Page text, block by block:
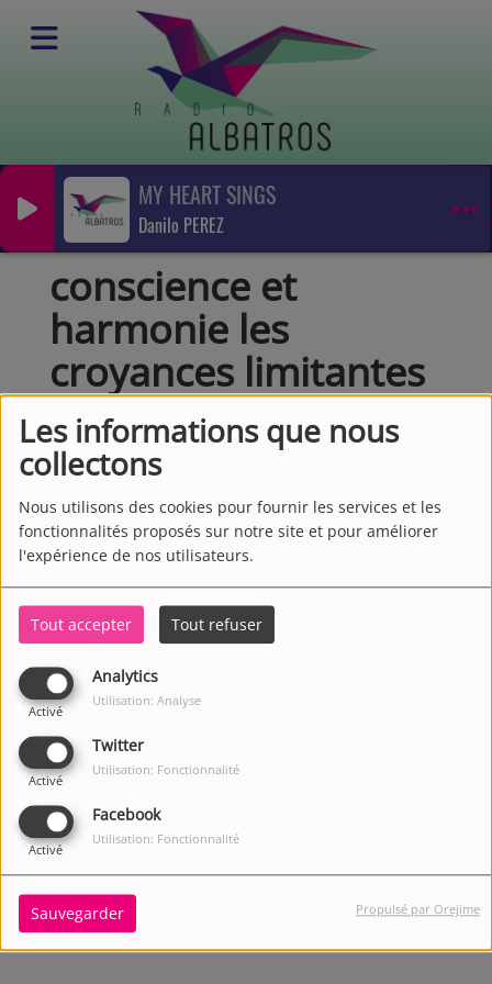
Les informations que nous
collectons
Nous utilisons des cookies pour fournir les services et les
fonctionnalités proposés sur notre site et pour améliorer
l'expérience de nos utilisateurs.
Tout accepter Tout refuser
Analytics
Activé
Utilisation: Analyse
Twitter
Activé
Utilisation: Fonctionnalité
Facebook
Activé
Utilisation: Fonctionnalité
Sauvegarder Propulsé par Orejime
MY HEART SINGS
Danilo PEREZ
Podcasts Conscience et harmonie
conscience et
harmonie les
croyances limitantes
2365 VUES
Écouter le podcast